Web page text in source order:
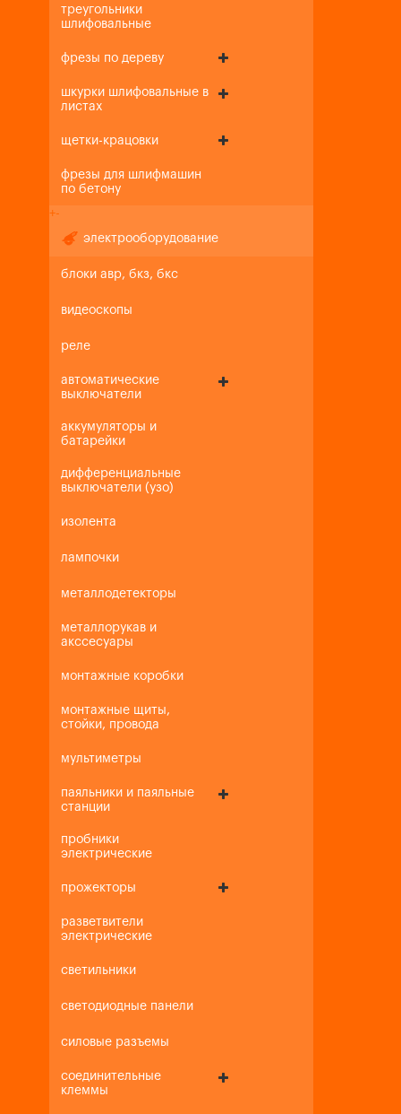
треугольники
шлифовальные
фрезы по дереву
шкурки шлифовальные в
листах
щетки-крацовки
фрезы для шлифмашин
по бетону
+-
электрооборудование
блоки авр, бкз, бкс
видеоскопы
реле
автоматические
выключатели
аккумуляторы и
батарейки
дифференциальные
выключатели (узо)
изолента
лампочки
металлодетекторы
металлорукав и
акссесуары
монтажные коробки
монтажные щиты,
стойки, провода
мультиметры
паяльники и паяльные
станции
пробники
электрические
прожекторы
разветвители
электрические
светильники
светодиодные панели
силовые разъемы
соединительные
клеммы